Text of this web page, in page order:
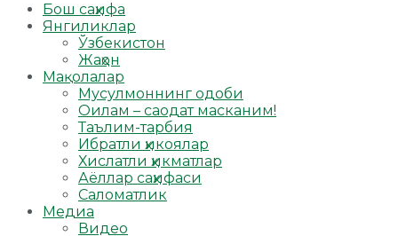
Бош саҳифа
Янгиликлар
Ўзбекистон
Жаҳон
Мақолалар
Мусулмоннинг одоби
Оилам – саодат масканим!
Таълим-тарбия
Ибратли ҳикоялар
Хислатли ҳикматлар
Аёллар саҳифаси
Саломатлик
Медиа
Видео